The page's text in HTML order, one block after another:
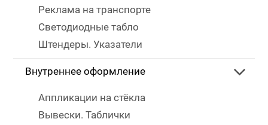
Реклама на транспорте
Светодиодные табло
Штендеры. Указатели
Внутреннее оформление
Аппликации на стёкла
Вывески. Таблички